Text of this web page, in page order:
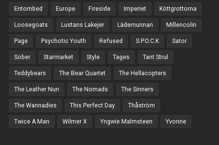
Entombed Europe Fireside Imperiet Köttgrottorna
Loosegoats Lustans Lakejer Lädernunnan Millencolin
Page Psychotic Youth Refused S.P.O.C.K Sator
Sober Starmarket Style Tages Tant Strul
Teddybears The Bear Quartet The Hellacopters
The Leather Nun The Nomads The Sinners
The Wannadies This Perfect Day Thåström
Twice A Man Wilmer X Yngwie Malmsteen Yvonne